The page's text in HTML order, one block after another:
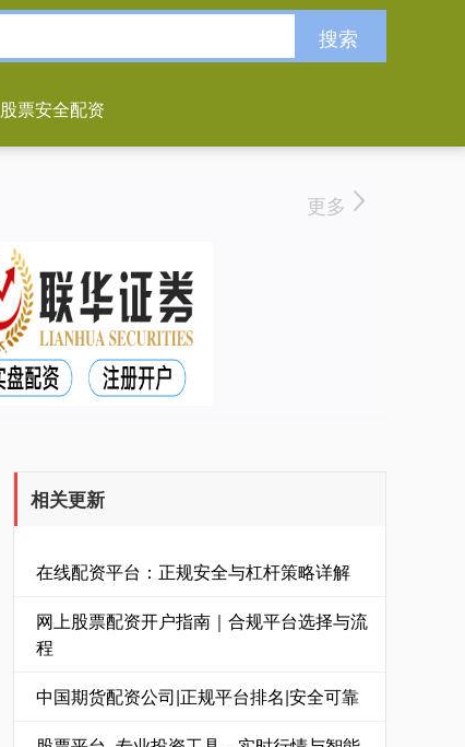
搜索
股票安全配资
更多
相关更新
在线配资平台：正规安全与杠杆策略详解
网上股票配资开户指南｜合规平台选择与流
程
中国期货配资公司|正规平台排名|安全可靠